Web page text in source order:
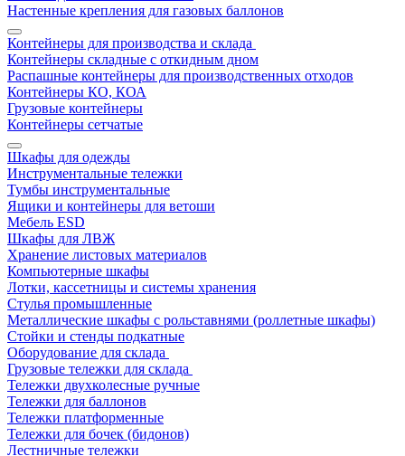
Настенные крепления для газовых баллонов
Контейнеры для производства и склада
Контейнеры складные с откидным дном
Распашные контейнеры для производственных отходов
Контейнеры КО, КОА
Грузовые контейнеры
Контейнеры сетчатые
Шкафы для одежды
Инструментальные тележки
Тумбы инструментальные
Ящики и контейнеры для ветоши
Мебель ESD
Шкафы для ЛВЖ
Хранение листовых материалов
Компьютерные шкафы
Лотки, кассетницы и системы хранения
Стулья промышленные
Металлические шкафы с рольставнями (роллетные шкафы)
Стойки и стенды подкатные
Оборудование для склада
Грузовые тележки для склада
Тележки двухколесные ручные
Тележки для баллонов
Тележки платформенные
Тележки для бочек (бидонов)
Лестничные тележки